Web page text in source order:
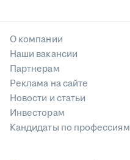
О компании
Наши вакансии
Партнерам
Реклама на сайте
Новости и статьи
Инвесторам
Кандидаты по профессиям